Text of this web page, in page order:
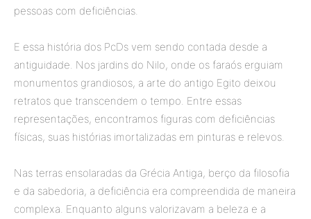
pessoas com deficiências.
E essa história dos PcDs vem sendo contada desde a
antiguidade. Nos jardins do Nilo, onde os faraós erguiam
monumentos grandiosos, a arte do antigo Egito deixou
retratos que transcendem o tempo. Entre essas
representações, encontramos figuras com deficiências
físicas, suas histórias imortalizadas em pinturas e relevos.
Nas terras ensolaradas da Grécia Antiga, berço da filosofia
e da sabedoria, a deficiência era compreendida de maneira
complexa. Enquanto alguns valorizavam a beleza e a